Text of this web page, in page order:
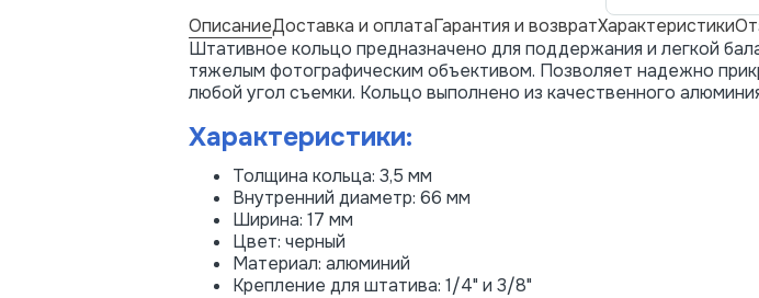
ОписаниеДоставка и оплатаГарантия и возвратХарактеристики
Штативное кольцо предназначено для поддержания и легкой
тяжелым фотографическим объективом. Позволяет надежно
любой угол съемки. Кольцо выполнено из качественного
Характеристики:
Толщина кольца: 3,5 мм
Внутренний диаметр: 66 мм
Ширина: 17 мм
Цвет: черный
Материал: алюминий
Крепление для штатива: 1/4" и 3/8"